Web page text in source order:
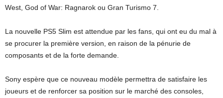
West, God of War: Ragnarok ou Gran Turismo 7.
La nouvelle PS5 Slim est attendue par les fans, qui ont eu du mal à
se procurer la première version, en raison de la pénurie de
composants et de la forte demande.
Sony espère que ce nouveau modèle permettra de satisfaire les
joueurs et de renforcer sa position sur le marché des consoles,